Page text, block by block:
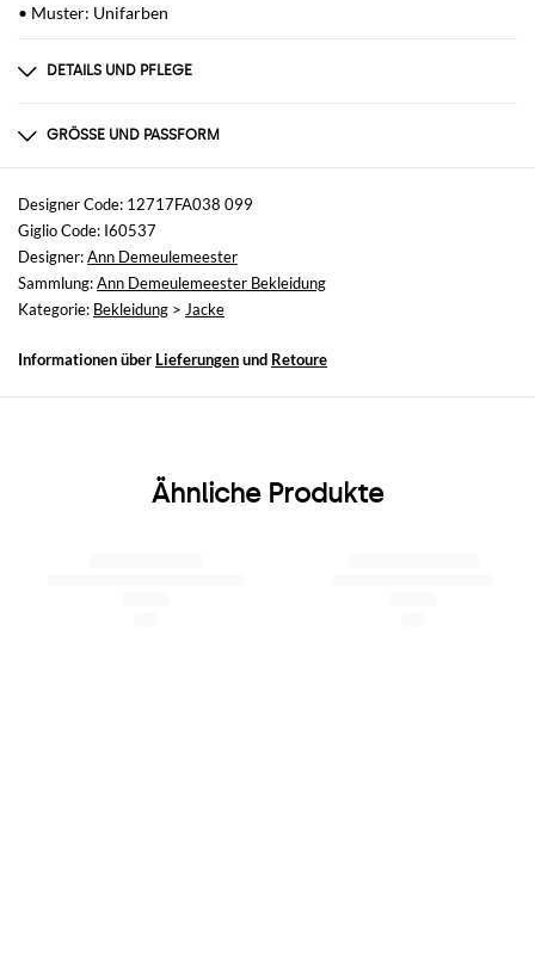
• Muster: Unifarben
DETAILS UND PFLEGE
100%cotton, 100%cotton
GRÖSSE UND PASSFORM
Größen
nicht verfügbar
Größe und Passform
Normale Passform
Designer Code: 12717FA038 099
Giglio Code: I60537
Designer:Ann Demeulemeester
Sammlung:Ann Demeulemeester Bekleidung
Kategorie: Bekleidung > Jacke
Informationen über Lieferungenund Retoure
Ähnliche Produkte